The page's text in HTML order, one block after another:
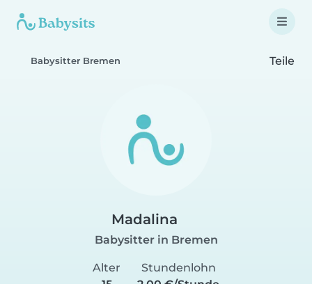
Babysitter Bremen Teile
Madalina
Babysitter in Bremen
Alter
Stundenlohn